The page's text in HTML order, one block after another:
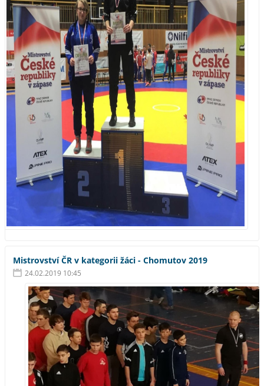
Mistrovství ČR v kategorii žáci - Chomutov 2019
24.02.2019 10:45